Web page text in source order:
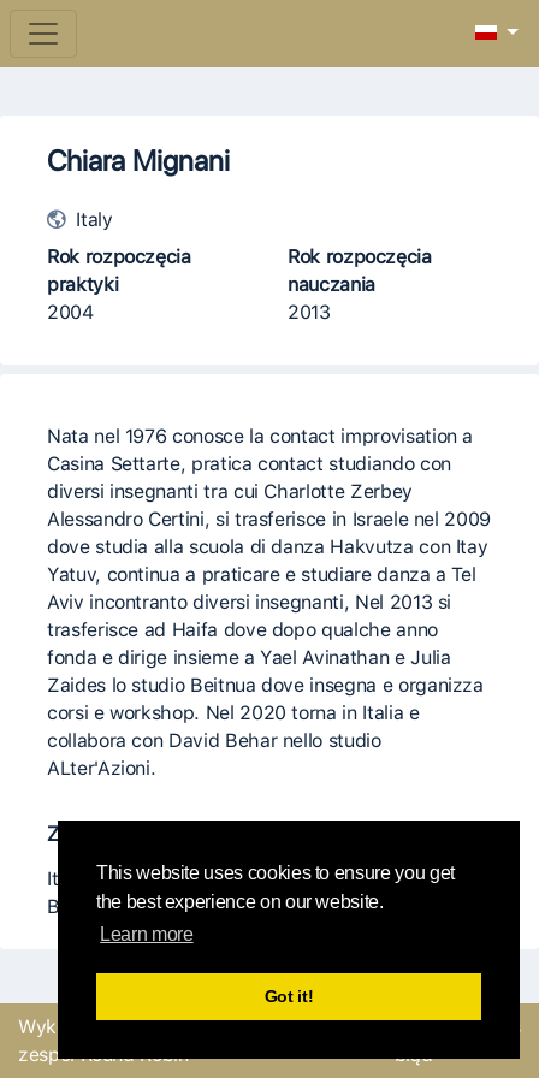
This website uses cookies to ensure you get
the best experience on our website.
Learn more
Got it!
Chiara Mignani
Italy
Rok rozpoczęcia
praktyki
2004
Rok rozpoczęcia
nauczania
2013
Nata nel 1976 conosce la contact improvisation a
Casina Settarte, pratica contact studiando con
diversi insegnanti tra cui Charlotte Zerbey
Alessandro Certini, si trasferisce in Israele nel 2009
dove studia alla scuola di danza Hakvutza con Itay
Yatuv, continua a praticare e studiare danza a Tel
Aviv incontranto diversi insegnanti, Nel 2013 si
trasferisce ad Haifa dove dopo qualche anno
fonda e dirige insieme a Yael Avinathan e Julia
Zaides lo studio Beitnua dove insegna e organizza
corsi e workshop. Nel 2020 torna in Italia e
collabora con David Behar nello studio
ALter'Azioni.
Znaczący nauczyciele
Itay Yatuv, Martin Keogh, Charlotte Zerbay, Arye
Burstein, Linda Bufali, Kirstie Simson
Wykonane z
przez
zespół Round Robin
Wyślij opinię lub zgłoś
błąd